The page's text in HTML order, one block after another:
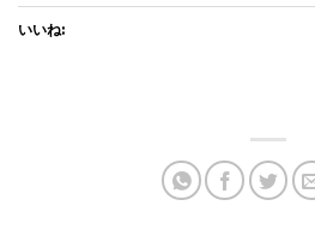
いいね: